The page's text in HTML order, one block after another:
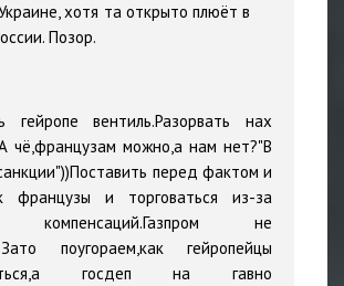
хотя та открыто плюёт в
Позор.
гейропе вентиль.Разорвать нах
чё,французам можно,а нам нет?"В
перед фактом и
французы и торговаться из-за
компенсаций.Газпром не
поугораем,как гейропейцы
госдеп на гавно